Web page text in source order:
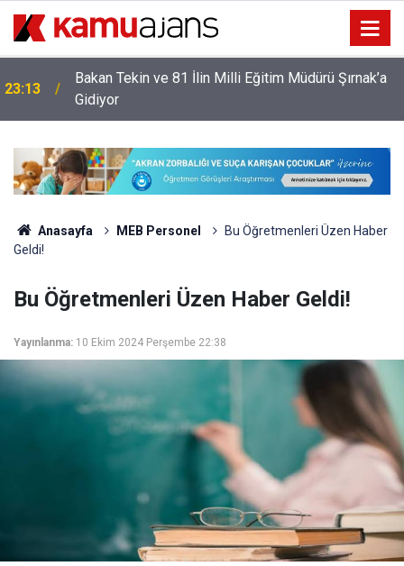
23:13
Bakan Tekin ve 81 İlin Milli Eğitim Müdürü Şırnak’a
Gidiyor
Anasayfa MEB Personel
Bu Öğretmenleri Üzen Haber
Geldi!
Bu Öğretmenleri Üzen Haber Geldi!
Yayınlanma: 10 Ekim 2024 Perşembe 22:38